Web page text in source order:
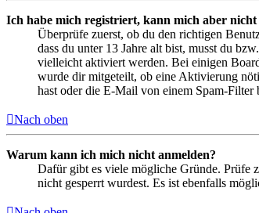
Ich habe mich registriert, kann mich aber nicht
Überprüfe zuerst, ob du den richtigen
dass du unter 13 Jahre alt bist, musst du
vielleicht aktiviert werden. Bei einigen
wurde dir mitgeteilt, ob eine Aktivierung
hast oder die E-Mail von einem Spam-
Nach oben
Warum kann ich mich nicht anmelden?
Dafür gibt es viele mögliche Gründe. Prüfe
nicht gesperrt wurdest. Es ist ebenfalls